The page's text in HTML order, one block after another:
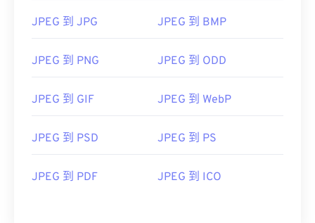
JPEG 到 JPG JPEG 到 BMP
JPEG 到 PNG JPEG 到 ODD
JPEG 到 GIF JPEG 到 WebP
JPEG 到 PSD JPEG 到 PS
JPEG 到 PDF JPEG 到 ICO